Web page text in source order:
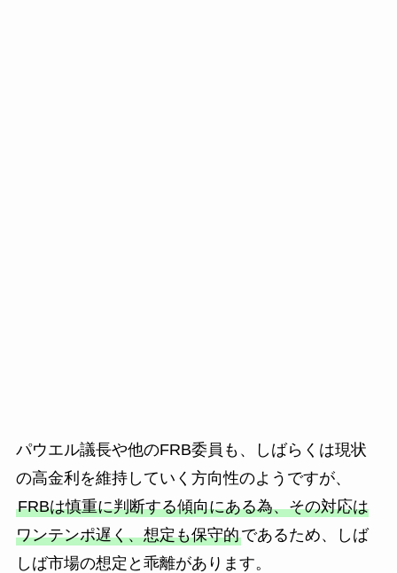
パウエル議長や他のFRB委員も、しばらくは現状
の高金利を維持していく方向性のようですが、
FRBは慎重に判断する傾向にある為、その対応は
ワンテンポ遅く、想定も保守的であるため、しば
しば市場の想定と乖離があります。